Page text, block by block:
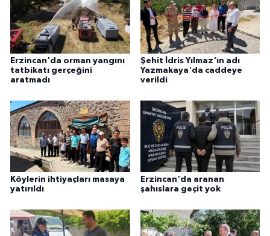
Erzincan'da orman yangını
tatbikatı gerçeğini
aratmadı
Şehit İdris Yılmaz'ın adı
Yazmakaya'da caddeye
verildi
Köylerin ihtiyaçları masaya
yatırıldı
Erzincan'da aranan
şahıslara geçit yok
YAŞAM
YEREL
Yerel Haberler